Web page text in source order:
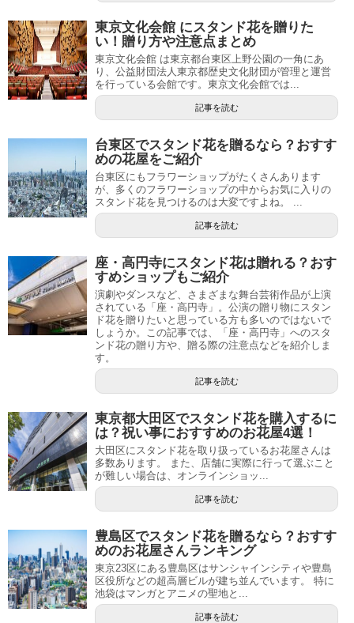
東京文化会館 にスタンド花を贈りた
い！贈り方や注意点まとめ
東京文化会館 は東京都台東区上野公園の一角にあ
り、公益財団法人東京都歴史文化財団が管理と運営
を行っている会館です。東京文化会館では...
記事を読む
台東区でスタンド花を贈るなら？おすす
めの花屋をご紹介
台東区にもフラワーショップがたくさんあります
が、多くのフラワーショップの中からお気に入りの
スタンド花を見つけるのは大変ですよね。 ...
記事を読む
座・高円寺にスタンド花は贈れる？おす
すめショップもご紹介
演劇やダンスなど、さまざまな舞台芸術作品が上演
されている「座・高円寺」。公演の贈り物にスタン
ド花を贈りたいと思っている方も多いのではないで
しょうか。この記事では、「座・高円寺」へのスタ
ンド花の贈り方や、贈る際の注意点などを紹介しま
す。
記事を読む
東京都大田区でスタンド花を購入するに
は？祝い事におすすめのお花屋4選！
大田区にスタンド花を取り扱っているお花屋さんは
多数あります。 また、店舗に実際に行って選ぶこと
が難しい場合は、オンラインショッ...
記事を読む
豊島区でスタンド花を贈るなら？おすす
めのお花屋さんランキング
東京23区にある豊島区はサンシャインシティや豊島
区役所などの超高層ビルが建ち並んでいます。 特に
池袋はマンガとアニメの聖地と...
記事を読む